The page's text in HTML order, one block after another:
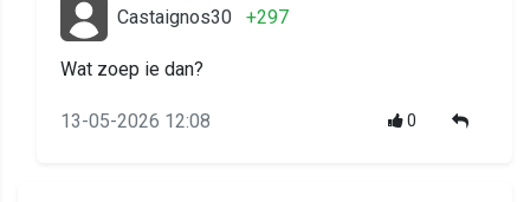
Castaignos30 +297
Wat zoep ie dan?
13-05-2026 12:08 0